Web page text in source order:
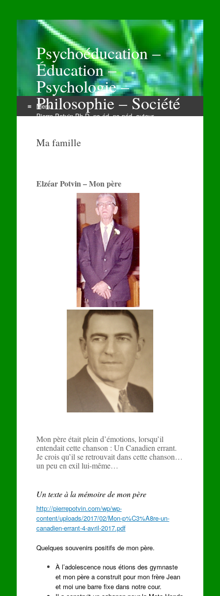
Psychoéducation –
Éducation –
Psychologie –
Philosophie – Société
Pierre Potvin Ph.D. ps.éd. ps.péd. auteur
Menu
contenuMa famille
Elzéar Potvin – Mon père
Mon père était plein d’émotions, lorsqu’il
entendait cette chanson : Un Canadien errant.
Je crois qu’il se retrouvait dans cette chanson…
un peu en exil lui-même…
Un texte à la mémoire de mon père
http://pierrepotvin.com/wp/wp-
content/uploads/2017/02/Mon-p%C3%A8re-un-
canadien-errant-4-avril-2017.pdf
Quelques souvenirs positifs de mon père.
À l’adolescence nous étions des gymnaste
et mon père a construit pour mon frère Jean
et moi une barre fixe dans notre cour.